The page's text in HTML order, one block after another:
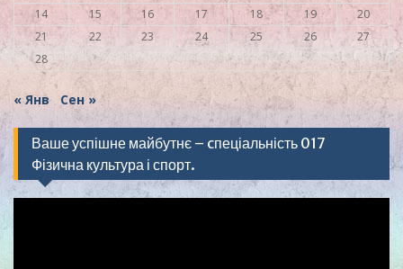
14
15 16 17 18 19
20
21
22 23 24 25 26
27
28
« Янв Сен »
Ваше успішне майбутнє – cпеціальність 017
Фізична культура і спорт.